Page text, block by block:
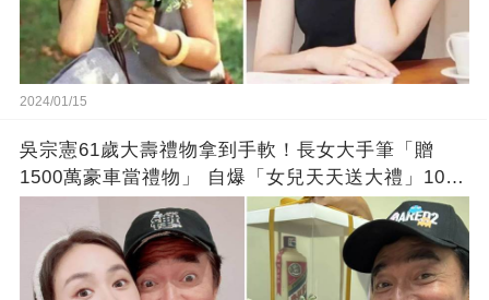
2024/01/15
吳宗憲61歲大壽禮物拿到手軟！長女大手筆「贈
1500萬豪車當禮物」 自爆「女兒天天送大禮」10年
徒弟也不甘示弱!